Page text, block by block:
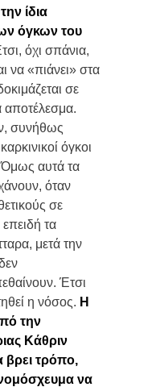
ίδια
όγκων του
όχι σπάνια,
να «πιάνει» στα
σε
αποτέλεσμα.
συνήθως
όγκοι
αυτά τα
όταν
σε
τα
μετά την
Έτσι
η νόσος. Η
την
Κάθριν
βρει τρόπο,
να